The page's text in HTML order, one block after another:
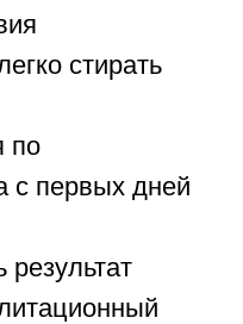
стирать
по
с первых дней
результат